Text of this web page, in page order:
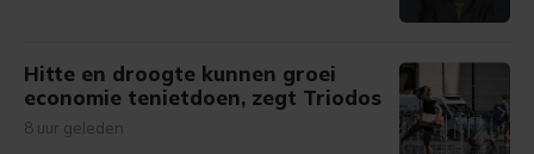
Hitte en droogte kunnen groei
economie tenietdoen, zegt Triodos
8 uur geleden